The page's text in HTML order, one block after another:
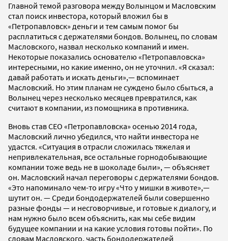
Главной темой разговора между Волынцом и Масловским
стал поиск инвестора, который вложил бы в
«Петропавловск» деньги и тем самым помог бы
расплатиться с держателями бондов. Волынец, по словам
Масловского, назвал несколько компаний и имен.
Некоторые показались основателю «Петропавловска»
интересными, но какие именно, он не уточнил. «Я сказал:
давай работать и искать деньги»,— вспоминает
Масловский. Но этим планам не суждено было сбыться, а
Волынец через несколько месяцев превратился, как
считают в компании, из помощника в противника.
Вновь став CEO «Петропавловска» осенью 2014 года,
Масловский лично убедился, что найти инвестора не
удастся. «Ситуация в отрасли сложилась тяжелая и
непривлекательная, все остальные горнодобывающие
компании тоже ведь не в шоколаде были», — объясняет
он. Масловский начал переговоры с держателями бондов.
«Это напоминало чем-то игру «Что у мишки в животе»,—
шутит он. — Среди бондодержателей были совершенно
разные фонды — и несговорчивые, и готовые к диалогу, и
нам нужно было всем объяснить, как мы себе видим
будущее компании и на какие условия готовы пойти». По
словам Масловского, часть бондодержателей